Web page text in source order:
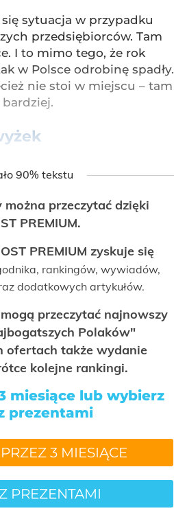
sytuacja w przypadku
przedsiębiorców. Tam
I to mimo tego, że rok
w Polsce odrobinę spadły.
nie stoi w miejscu – tam
bardziej.
90% tekstu
można przeczytać dzięki
PREMIUM.
PREMIUM zyskuje się
rankingów, wywiadów,
dodatkowych artykułów.
przeczytać najnowszy
Polaków"
ofertach także wydanie
kolejne rankingi.
miesiące lub wybierz
prezentami
3 MIESIĄCE
PREZENTAMI